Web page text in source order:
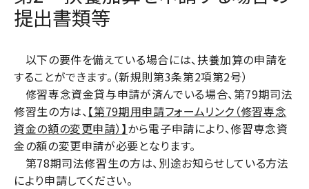
提出書類等
以下の要件を備えている場合には、扶養加算の申請を
することができます。（新規則第3条第2項第2号）
修習専念資金貸与申請が済んでいる場合、第79期司法
修習生の方は、 【第79期用申請フォームリンク（修習専念
資金の額の変更申請）】から電子申請により、修習専念資
金の額の変更申請が必要となります。
第78期司法修習生の方は、別途お知らせしている方法
により申請してください。